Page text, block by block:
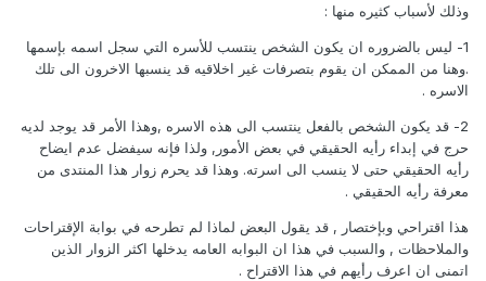
وذلك لأسباب كثيره منها :
1- ليس بالضروره ان يكون الشخص ينتسب للأسره التي سجل اسمه بإسمها
.وهنا من الممكن ان يقوم بتصرفات غير اخلاقيه قد ينسبها الاخرون الى تلك
الاسره .
2- قد يكون الشخص بالفعل ينتسب الى هذه الاسره ,وهذا الأمر قد يوجد لديه
حرج في إبداء رأيه الحقيقي في بعض الأمور, ولذا فإنه سيفضل عدم ايضاح
رأيه الحقيقي حتى لا ينسب الى اسرته. وهذا قد يحرم زوار هذا المنتدى من
معرفة رأيه الحقيقي .
هذا اقتراحي وبإختصار , قد يقول البعض لماذا لم تطرحه في بوابة الإقتراحات
والملاحظات , والسبب في هذا ان البوابه العامه يدخلها اكثر الزوار الذين
اتمنى ان اعرف رأيهم في هذا الاقتراح .